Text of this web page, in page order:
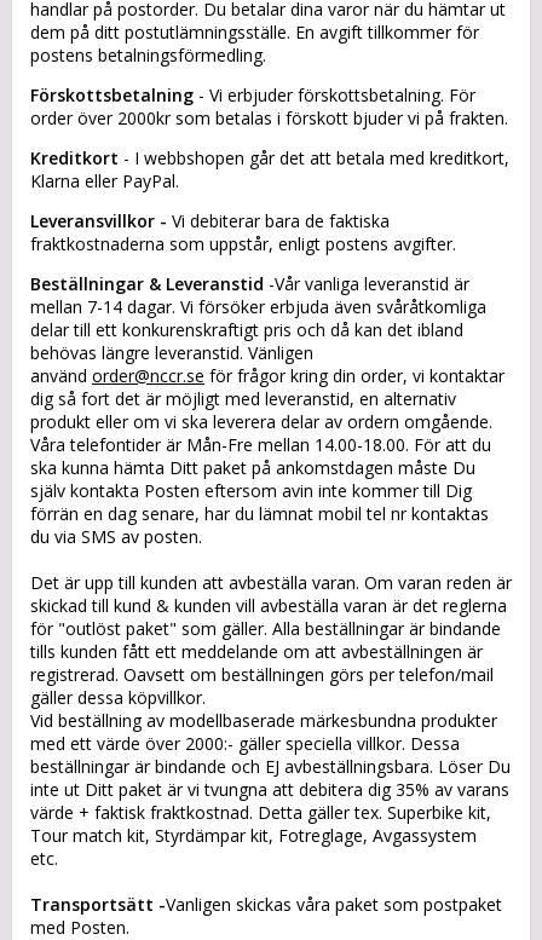
handlar på postorder. Du betalar dina varor när du hämtar ut
dem på ditt postutlämningsställe. En avgift tillkommer för
postens betalningsförmedling.
Förskottsbetalning - Vi erbjuder förskottsbetalning. För
order över 2000kr som betalas i förskott bjuder vi på frakten.
Kreditkort - I webbshopen går det att betala med kreditkort,
Klarna eller PayPal.
Leveransvillkor - Vi debiterar bara de faktiska
fraktkostnaderna som uppstår, enligt postens avgifter.
Beställningar & Leveranstid -Vår vanliga leveranstid är
mellan 7-14 dagar. Vi försöker erbjuda även svåråtkomliga
delar till ett konkurenskraftigt pris och då kan det ibland
behövas längre leveranstid. Vänligen
använd order@nccr.se för frågor kring din order, vi kontaktar
dig så fort det är möjligt med leveranstid, en alternativ
produkt eller om vi ska leverera delar av ordern omgående.
Våra telefontider är Mån-Fre mellan 14.00-18.00. För att du
ska kunna hämta Ditt paket på ankomstdagen måste Du
själv kontakta Posten eftersom avin inte kommer till Dig
förrän en dag senare, har du lämnat mobil tel nr kontaktas
du via SMS av posten.
Det är upp till kunden att avbeställa varan. Om varan reden är
skickad till kund & kunden vill avbeställa varan är det reglerna
för "outlöst paket" som gäller. Alla beställningar är bindande
tills kunden fått ett meddelande om att avbeställningen är
registrerad. Oavsett om beställningen görs per telefon/mail
gäller dessa köpvillkor.
Vid beställning av modellbaserade märkesbundna produkter
med ett värde över 2000:- gäller speciella villkor. Dessa
beställningar är bindande och EJ avbeställningsbara. Löser Du
inte ut Ditt paket är vi tvungna att debitera dig 35% av varans
värde + faktisk fraktkostnad. Detta gäller tex. Superbike kit,
Tour match kit, Styrdämpar kit, Fotreglage, Avgassystem
etc.
Transportsätt -Vanligen skickas våra paket som postpaket
med Posten.